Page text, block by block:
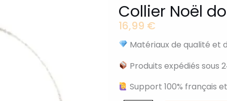
Collier Noël
16,99 €
Matériaux de qualité et
Produits expédiés sous
Support 100% français
quantité